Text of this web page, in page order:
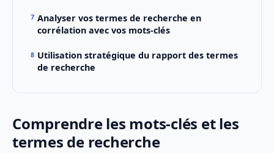
Analyser vos termes de recherche en
corrélation avec vos mots-clés
Utilisation stratégique du rapport des termes
de recherche
Comprendre les mots-clés et les
termes de recherche